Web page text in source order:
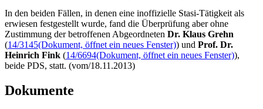
In den beiden Fällen, in denen eine inoffizielle Stasi-Tätigkeit als
erwiesen festgestellt wurde, fand die Überprüfung aber ohne
Zustimmung der betroffenen Abgeordneten Dr. Klaus Grehn
(14/3145(Dokument, öffnet ein neues Fenster)) und Prof. Dr.
Heinrich Fink (14/6694(Dokument, öffnet ein neues Fenster)),
beide PDS, statt. (vom/18.11.2013)
Dokumente